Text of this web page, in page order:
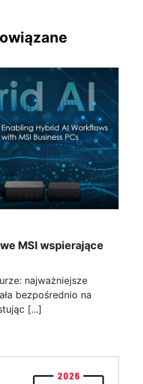
MSI wspierające
najważniejsze
bezpośrednio na
[...]